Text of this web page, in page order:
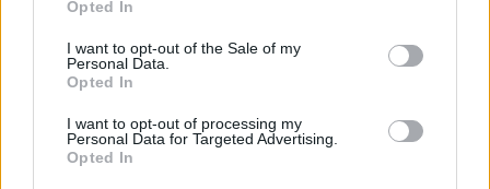
Opted In
I want to opt-out of the Sale of my
Personal Data.
Opted In
I want to opt-out of processing my
Personal Data for Targeted Advertising.
Opted In
triada otrok vseh osnovnih šol Mestne občine
Velenje. Razstava bo na ogled od 3. do 31. 3.
2026.
Domoznansko razstavišče Mestne knjižnice